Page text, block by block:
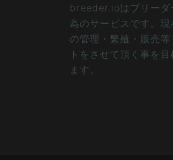
breeder.ioはブリーダ
為のサービスです。
の管理・繁殖・販売
トをさせて頂く事を
ます。